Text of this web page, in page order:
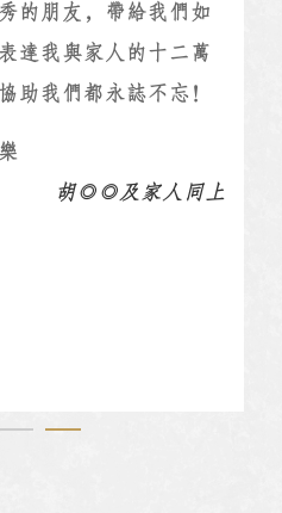
的朋友，帶給我們如
達我與家人的十二萬
助我們都永誌不忘！
胡◎◎及家人同上